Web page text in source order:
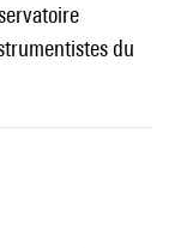
du